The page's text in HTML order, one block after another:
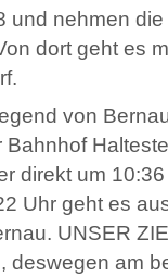
und nehmen
dort geht es
von
direkt um
Uhr geht es
UNSER
deswegen am